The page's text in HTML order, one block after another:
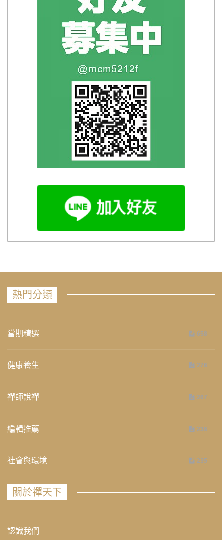
熱門分類
當期精選 658
健康養生 276
禪師說禪 267
編輯推薦 236
社會與環境 235
關於禪天下
認識我們